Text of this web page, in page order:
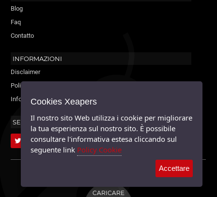
CARICARE
Blog
Faq
Contatto
INFORMAZIONI
Disclaimer
Policy Cookie
Informativa sulla privacy
SEGUICI
XEAPERS ©2026 - TUTTI I DIRITTI RISERVATI. MAYABLE.
Cookies Xeapers
Il nostro sito Web utilizza i cookie per migliorare
la tua esperienza sul nostro sito. È possibile
consultare l'informativa estesa cliccando sul
seguente link Policy Cookie
Accettare